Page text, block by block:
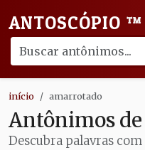
ANTOSCÓPIO ™
início amarrotado
Antônimos de
Descubra palavras com